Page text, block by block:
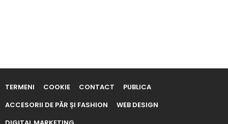
TERMENI COOKIE CONTACT
PUBLICA
ACCESORII DE PĂR ȘI FASHION
WEB DESIGN